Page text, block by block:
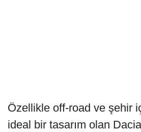
Özellikle off-road ve şehir
ideal bir tasarım olan